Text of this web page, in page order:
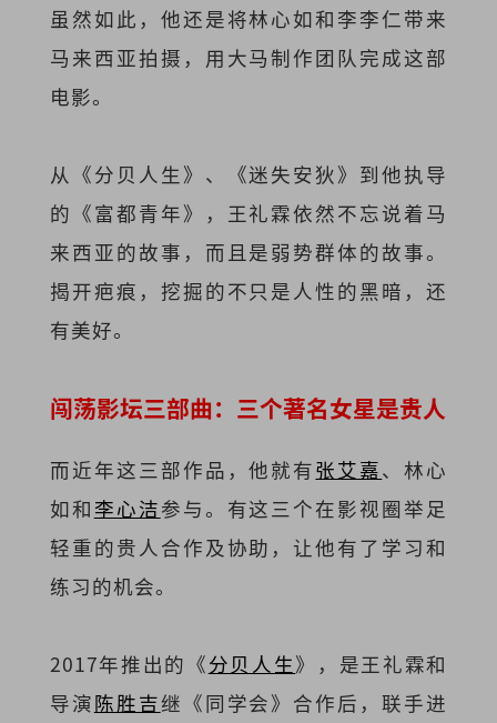
虽然如此，他还是将林心如和李李仁带来
马来西亚拍摄，用大马制作团队完成这部
电影。
从《分贝人生》、《迷失安狄》到他执导
的《富都青年》，王礼霖依然不忘说着马
来西亚的故事，而且是弱势群体的故事。
揭开疤痕，挖掘的不只是人性的黑暗，还
有美好。
闯荡影坛三部曲：三个著名女星是贵人
而近年这三部作品，他就有张艾嘉、林心
如和 李心洁参与。有这三个在影视圈举足
轻重的贵人合作及协助，让他有了学习和
练习的机会。
2017年推出的《分贝人生》，是王礼霖和
导演陈胜吉继《同学会》合作后，联手进